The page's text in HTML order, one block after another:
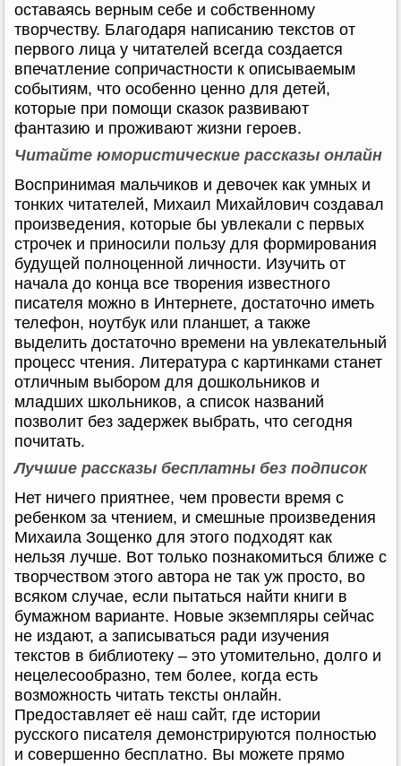
оставаясь верным себе и собственному
творчеству. Благодаря написанию текстов от
первого лица у читателей всегда создается
впечатление сопричастности к описываемым
событиям, что особенно ценно для детей,
которые при помощи сказок развивают
фантазию и проживают жизни героев.
Читайте юмористические рассказы онлайн
Воспринимая мальчиков и девочек как умных и
тонких читателей, Михаил Михайлович создавал
произведения, которые бы увлекали с первых
строчек и приносили пользу для формирования
будущей полноценной личности. Изучить от
начала до конца все творения известного
писателя можно в Интернете, достаточно иметь
телефон, ноутбук или планшет, а также
выделить достаточно времени на увлекательный
процесс чтения. Литература с картинками станет
отличным выбором для дошкольников и
младших школьников, а список названий
позволит без задержек выбрать, что сегодня
почитать.
Лучшие рассказы бесплатны без подписок
Нет ничего приятнее, чем провести время с
ребенком за чтением, и смешные произведения
Михаила Зощенко для этого подходят как
нельзя лучше. Вот только познакомиться ближе с
творчеством этого автора не так уж просто, во
всяком случае, если пытаться найти книги в
бумажном варианте. Новые экземпляры сейчас
не издают, а записываться ради изучения
текстов в библиотеку – это утомительно, долго и
нецелесообразно, тем более, когда есть
возможность читать тексты онлайн.
Предоставляет её наш сайт, где истории
русского писателя демонстрируются полностью
и совершенно бесплатно. Вы можете прямо